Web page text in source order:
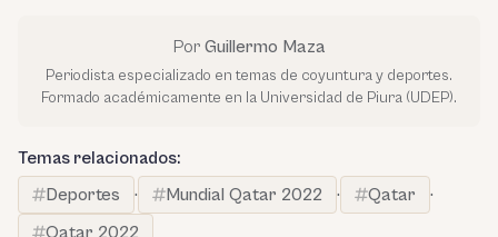
Por Guillermo Maza
Periodista especializado en temas de coyuntura y deportes.
Formado académicamente en la Universidad de Piura (UDEP).
Temas relacionados:
Deportes
· Mundial Qatar 2022 · Qatar
·
Qatar 2022